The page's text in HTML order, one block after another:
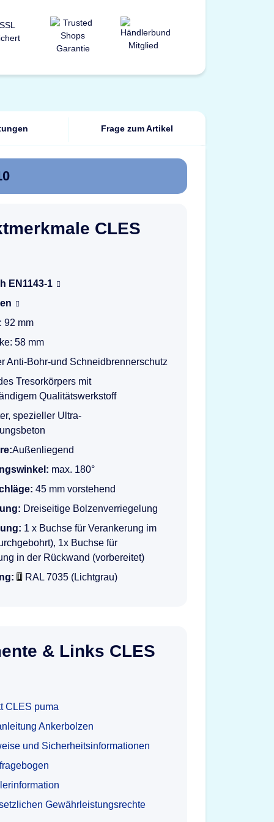
Frage zum Artikel
CLES
EN1143-1
92 mm
58 mm
Anti-Bohr-und Schneidbrennerschutz
Tresorkörpers mit
Qualitätswerkstoff
spezieller Ultra-
Außenliegend
max. 180°
45 mm vorstehend
Dreiseitige Bolzenverriegelung
1 x Buchse für Verankerung im
1x Buchse für
in der Rückwand (vorbereitet)
RAL 7035 (Lichtgrau)
& Links CLES
CLES puma
Ankerbolzen
und Sicherheitsinformationen
Gewährleistungsrechte